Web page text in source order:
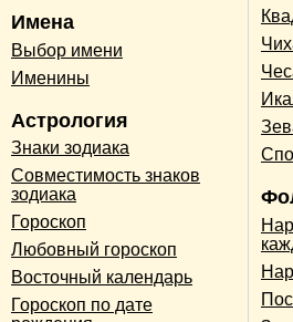
Имена
Выбор имени
Именины
Астрология
Знаки зодиака
Совместимость знаков
зодиака
Гороскоп
Любовный гороскоп
Восточный календарь
Гороскоп по дате